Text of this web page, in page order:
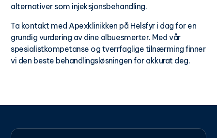
alternativer som injeksjonsbehandling.
Ta kontakt med Apexklinikken på Helsfyr i dag for en
grundig vurdering av dine albuesmerter. Med vår
spesialistkompetanse og tverrfaglige tilnærming finner
vi den beste behandlingsløsningen for akkurat deg.